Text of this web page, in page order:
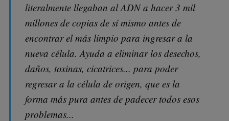
literalmente llegaban al ADN a hacer 3 mil
millones de copias de sí mismo antes de
encontrar el más limpio para ingresar a la
nueva célula. Ayuda a eliminar los desechos,
daños, toxinas, cicatrices... para poder
regresar a la célula de origen, que es la
forma más pura antes de padecer todos esos
problemas...